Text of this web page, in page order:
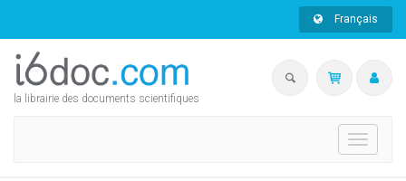
Français
la librairie des documents scientifiques
Toggle